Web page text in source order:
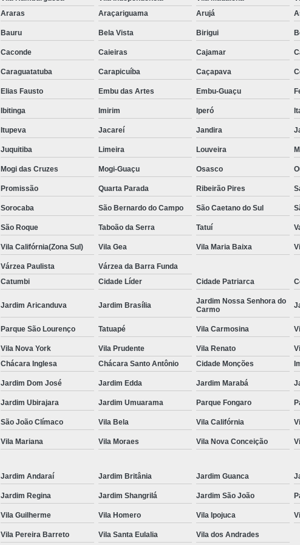
Aluguel de Toalha de Banho Casal
Locação de Toalha de Banho
Locação de Toalha de Banho e Rosto
Locação de Toalha de Banho Industrial
Aluguel de Toalha Branca Manicure
Aluguel de Toalha para Manicure Branca
Locação de Toalha de Manicure Branca
Locação de Toalha para Manicure
Locação de Toalha para Pedicure
Locação de Toalhas de
Locação de Toalhas de Manicure São Paulo
Locação de Toalha Branca de Rosto
Locação de Toalha de Rosto
Locação de Toalha de Rosto e Banho
Locação de Toalha de Rosto para Salão
Locação de Toalha de Rosto São Paulo
Locação de Toalha Rosto Branca
Aluguel de Toalha Industrial Virgem
Locação
Locação de Toalha Industrial Relavada
Locação de Toalha para Salão de Beleza
Manta Absorvente Azul
Manta Absorvente de
Manta Absorvente Industrial
Araras Araçariguama Arujá
Bauru Bela Vista Birigui
Caconde Caieiras Cajamar
Caraguatatuba Carapicuíba Caçapava
Elias Fausto Embu das Artes Embu-Guaçu
Ibitinga Imirim Iperó
Itupeva Jacareí Jandira
Juquitiba Limeira Louveira
Mogi das Cruzes Mogi-Guaçu Osasco
Promissão Quarta Parada Ribeirão Pires
Sorocaba São Bernardo do Campo São Caetano do Sul
São Roque Taboão da Serra Tatuí
Vila Califórnia(Zona Sul) Vila Gea Vila Maria Baixa
Várzea Paulista
Várzea da Barra Funda
Catumbi Cidade Líder Cidade Patriarca
Jardim Aricanduva Jardim Brasília
Jardim Nossa Senhora do
Carmo
Parque São Lourenço Tatuapé Vila Carmosina
Vila Nova York Vila Prudente Vila Renato
Chácara Inglesa Chácara Santo Antônio Cidade Monções
Jardim Dom José Jardim Edda Jardim Marabá
Jardim Ubirajara Jardim Umuarama Parque Fongaro
São João Clímaco Vila Bela Vila Califórnia
Vila Mariana Vila Moraes Vila Nova Conceição
Jardim Andaraí Jardim Britânia Jardim Guanca
Jardim Regina Jardim Shangrilá Jardim São João
Vila Guilherme Vila Homero Vila Ipojuca
Vila Pereira Barreto Vila Santa Eulalia Vila dos Andrades